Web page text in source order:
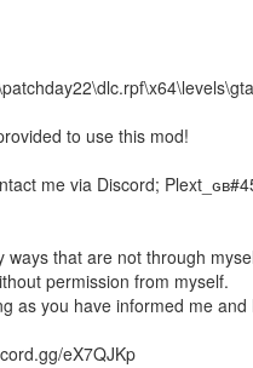
to use this mod!
me via Discord;
that are not through
permission from myself.
as you have informed me
eX7QJKp